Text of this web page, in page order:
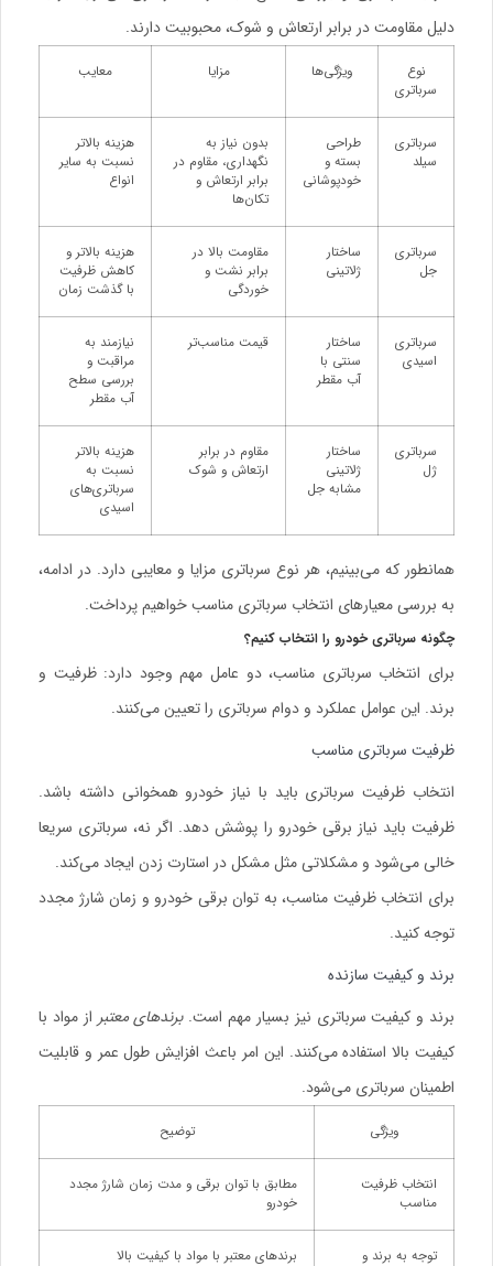
دلیل مقاومت در برابر ارتعاش و شوک، محبوبیت دارند.
نوع
سرباتری
ویژگی‌ها مزایا معایب
سرباتری
سیلد
طراحی
بسته و
خودپوشانی
بدون نیاز به
نگهداری، مقاوم در
برابر ارتعاش و
تکان‌ها
هزینه بالاتر
نسبت به سایر
انواع
سرباتری
جل
ساختار
ژلاتینی
مقاومت بالا در
برابر نشت و
خوردگی
هزینه بالاتر و
کاهش ظرفیت
با گذشت زمان
سرباتری
اسیدی
ساختار
سنتی با
آب مقطر
قیمت مناسب‌تر
نیازمند به
مراقبت و
بررسی سطح
آب مقطر
سرباتری
ژل
ساختار
ژلاتینی
مشابه جل
مقاوم در برابر
ارتعاش و شوک
هزینه بالاتر
نسبت به
سرباتری‌های
اسیدی
همانطور که می‌بینیم، هر نوع سرباتری مزایا و معایبی دارد. در ادامه،
به بررسی معیارهای انتخاب سرباتری مناسب خواهیم پرداخت.
چگونه سرباتری خودرو را انتخاب کنیم؟
برای انتخاب سرباتری مناسب، دو عامل مهم وجود دارد: ظرفیت و
برند. این عوامل عملکرد و دوام سرباتری را تعیین می‌کنند.
ظرفیت سرباتری مناسب
انتخاب ظرفیت سرباتری باید با نیاز خودرو همخوانی داشته باشد.
ظرفیت باید نیاز برقی خودرو را پوشش دهد. اگر نه، سرباتری سریعا
خالی می‌شود و مشکلاتی مثل مشکل در استارت زدن ایجاد می‌کند.
برای انتخاب ظرفیت مناسب، به توان برقی خودرو و زمان شارژ مجدد
توجه کنید.
برند و کیفیت سازنده
برند و کیفیت سرباتری نیز بسیار مهم است.برندهای معتبر از مواد با
کیفیت بالا استفاده می‌کنند. این امر باعث افزایش طول عمر و قابلیت
اطمینان سرباتری می‌شود.
ویژگی توضیح
انتخاب ظرفیت
مناسب
مطابق با توان برقی و مدت زمان شارژ مجدد
خودرو
توجه به برند و
برندهای معتبر با مواد با کیفیت بالا